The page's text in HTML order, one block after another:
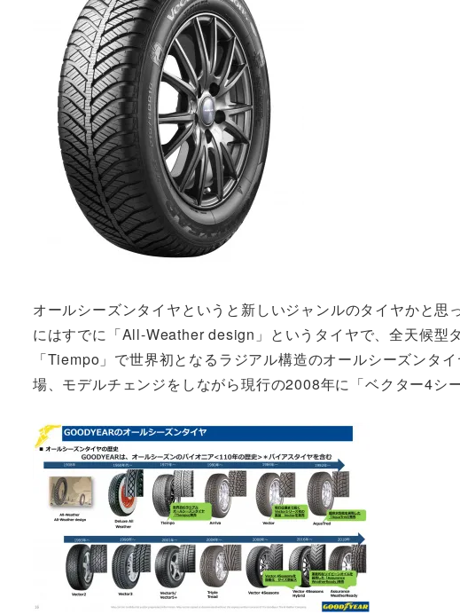
オールシーズンタイヤというと新しいジャンルのタイヤかと
にはすでに「All-Weather design」というタイヤで、全天候型
「Tiempo」で世界初となるラジアル構造のオールシーズンタ
場、モデルチェンジをしながら現行の2008年に「ベクター4シ